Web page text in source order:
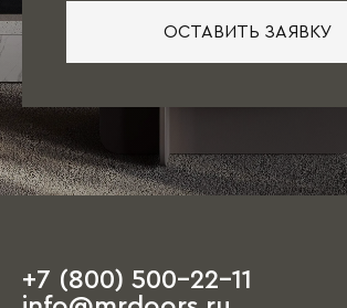
ОСТАВИТЬ ЗАЯВКУ
+7 (800) 500-22-11